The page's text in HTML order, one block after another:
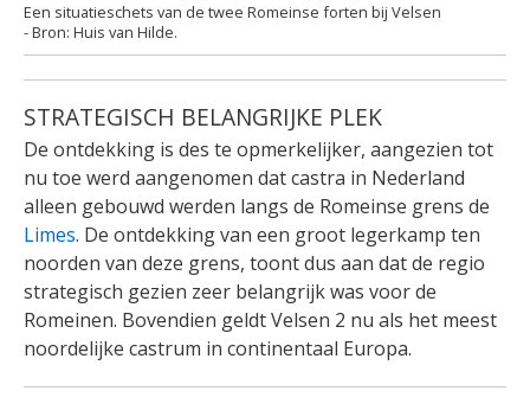
Een situatieschets van de twee Romeinse forten bij Velsen
Huis van Hilde.
STRATEGISCH BELANGRIJKE PLEK
De ontdekking is des te opmerkelijker, aangezien tot
nu toe werd aangenomen dat castra in Nederland
alleen gebouwd werden langs de Romeinse grens de
Limes. De ontdekking van een groot legerkamp ten
noorden van deze grens, toont dus aan dat de regio
strategisch gezien zeer belangrijk was voor de
Romeinen. Bovendien geldt Velsen 2 nu als het meest
noordelijke castrum in continentaal Europa.